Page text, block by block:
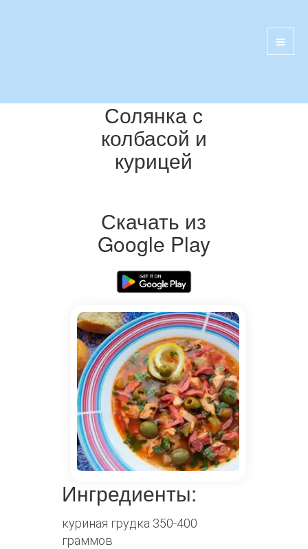
Солянка с
колбасой и
курицей
Скачать из
Google Play
Ингредиенты:
куриная грудка 350-400
граммов